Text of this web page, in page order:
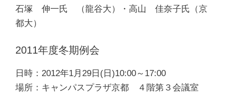
石塚 伸一氏 （龍谷大）・高山 佳奈子氏（京
都大）
2011年度冬期例会
日時：2012年1月29日(日)10:00～17:00
場所：キャンパスプラザ京都 ４階第３会議室